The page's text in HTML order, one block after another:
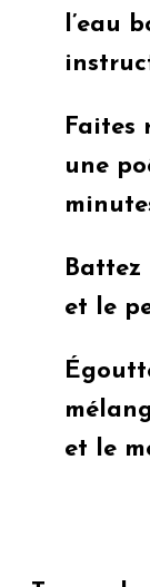
l’eau
Faites
une
Battez
et le
et le